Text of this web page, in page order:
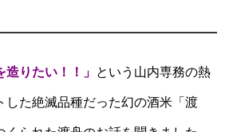
造りたい！！」 という山内専務の熱
した絶滅品種だった幻の酒米「渡